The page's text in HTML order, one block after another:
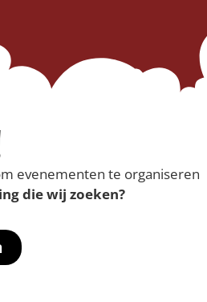
evenementen te organiseren
die wij zoeken?